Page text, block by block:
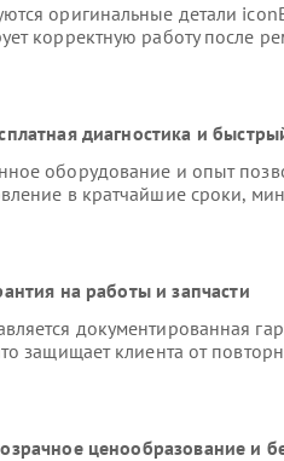
оригинальные детали
корректную работу после
диагностика и
оборудование и опыт
в кратчайшие сроки,
на работы и запчасти
документированная
защищает клиента от
ценообразование и